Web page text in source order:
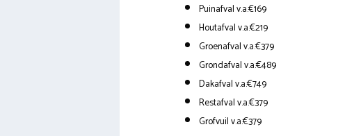
Puinafval v.a.€169
Houtafval v.a.€219
Groenafval v.a.€379
Grondafval v.a.€489
Dakafval v.a.€749
Restafval v.a.€379
Grofvuil v.a.€379